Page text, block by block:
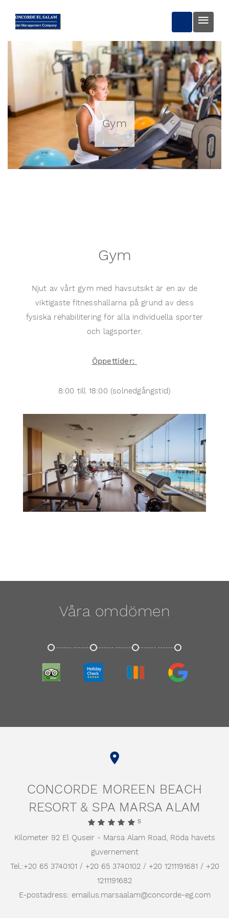
BOKA NU
Gym
Gym
Njut av vårt gym med havsutsikt är en av de
viktigaste fitnesshallarna på grund av dess
fysiska rehabilitering för alla individuella sporter
och lagsporter.
Öppettider:
8:00 till 18:00 (solnedgångstid)
Våra omdömen
CONCORDE MOREEN BEACH
RESORT & SPA MARSA ALAM
S
Kilometer 92 El Quseir - Marsa Alam Road, Röda havets
guvernement
Tel.:+20 65 3740101 / +20 65 3740102 / +20 1211191681 / +20
1211191682
E-postadress: emailus.marsaalam@concorde-eg.com